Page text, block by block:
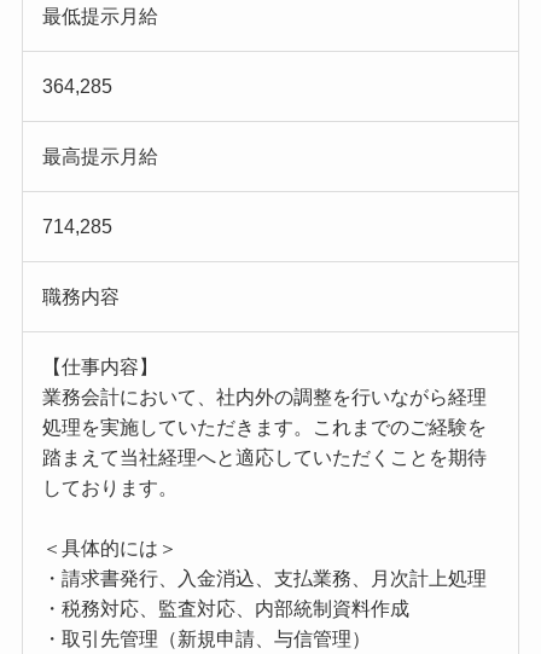
最低提示月給
364,285
最高提示月給
714,285
職務内容
【仕事内容】
業務会計において、社内外の調整を行いながら経理
処理を実施していただきます。これまでのご経験を
踏まえて当社経理へと適応していただくことを期待
しております。
＜具体的には＞
・請求書発行、入金消込、支払業務、月次計上処理
・税務対応、監査対応、内部統制資料作成
・取引先管理（新規申請、与信管理）